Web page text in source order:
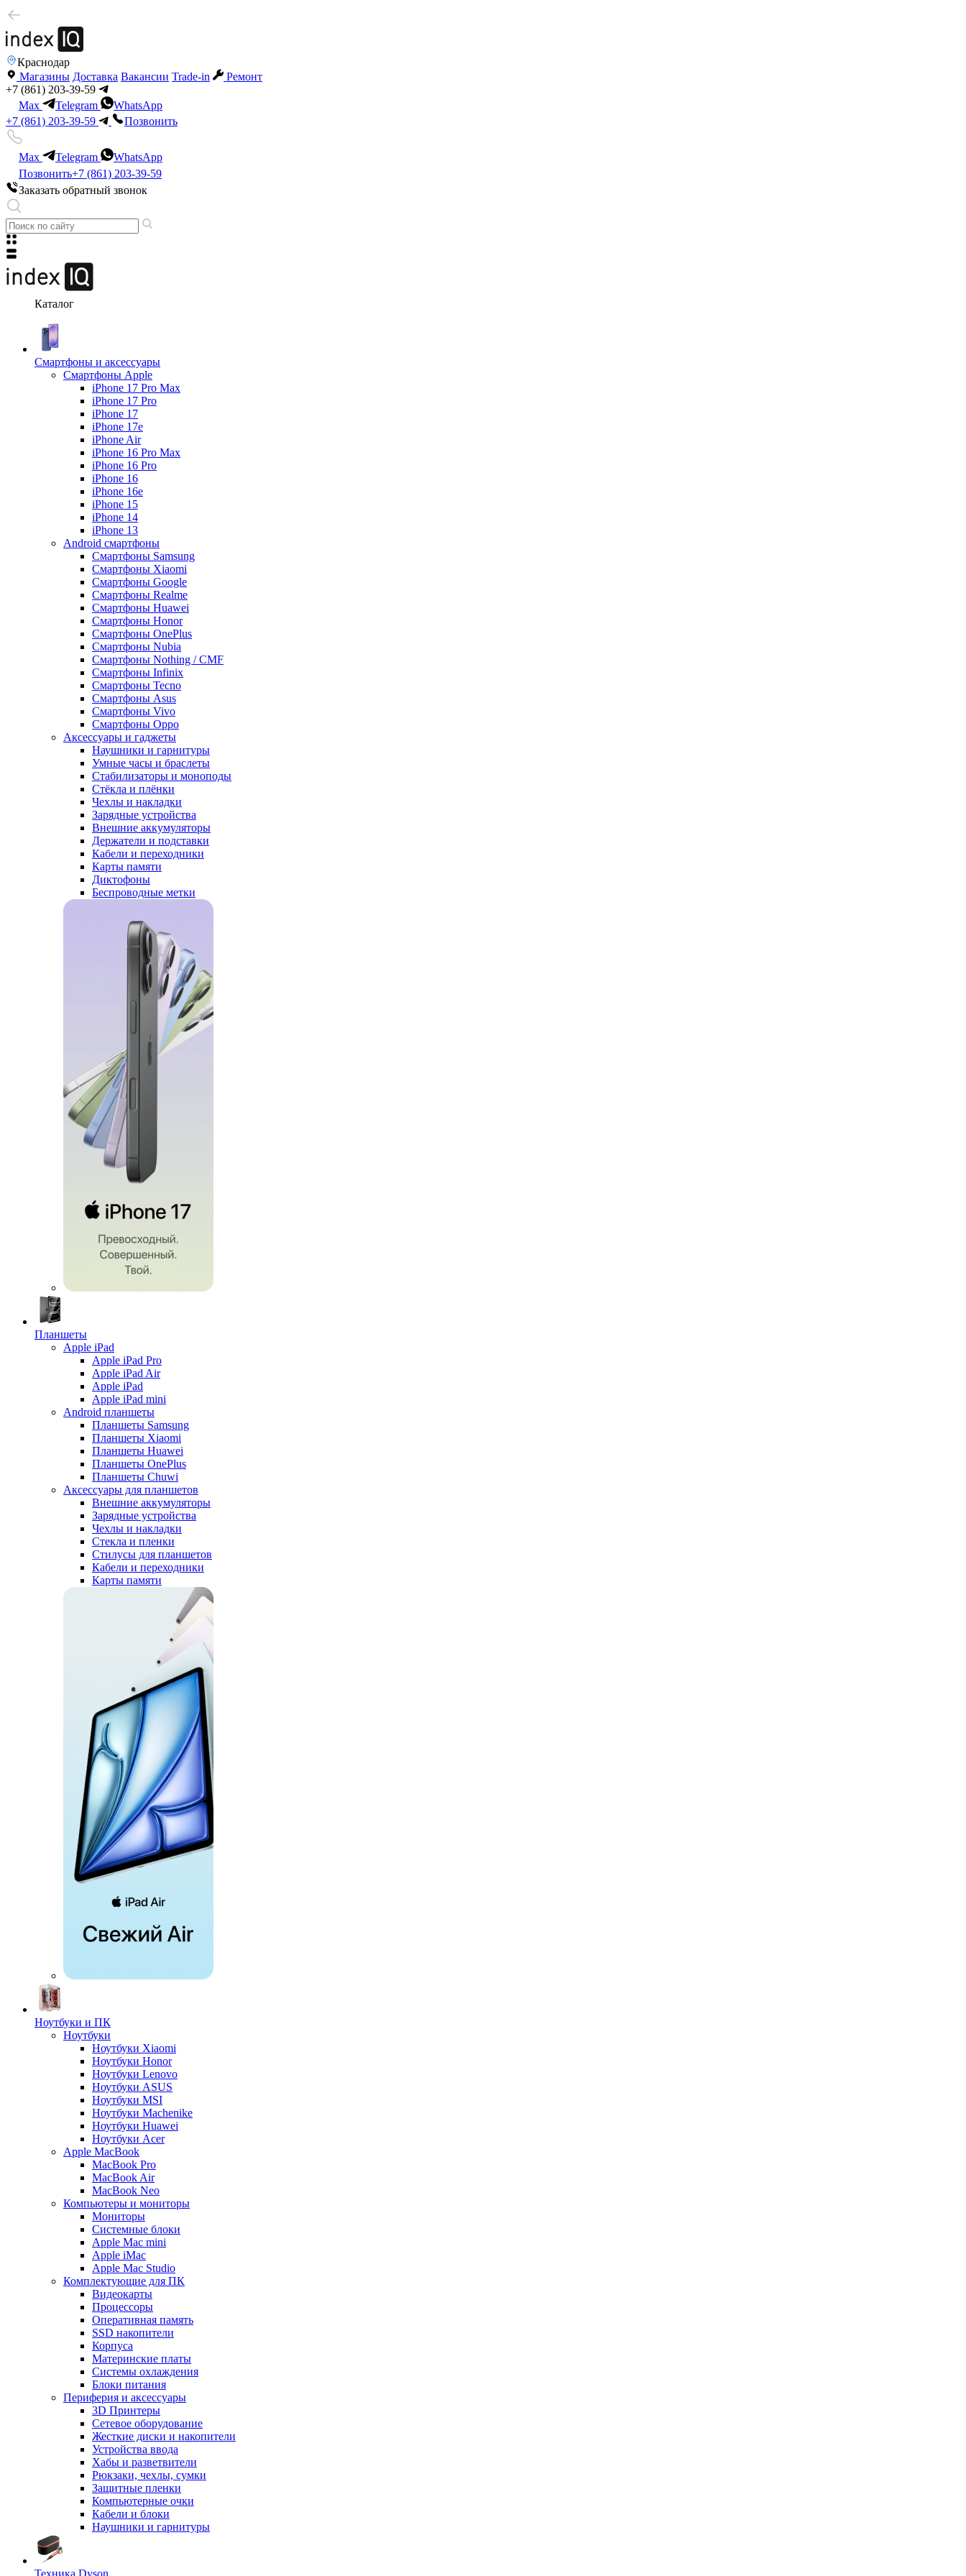
Краснодар
Магазины Доставка Вакансии Trade-in
Ремонт
+7 (861) 203-39-59
Max
Telegram
WhatsApp
+7 (861) 203-39-59
Позвонить
Max Telegram
WhatsApp
Позвонить+7 (861) 203-39-59
Заказать обратный звонок
Каталог
Смартфоны и аксессуары
Смартфоны Apple
iPhone 17 Pro Max
iPhone 17 Pro
iPhone 17
iPhone 17e
iPhone Air
iPhone 16 Pro Max
iPhone 16 Pro
iPhone 16
iPhone 16e
iPhone 15
iPhone 14
iPhone 13
Android cмартфоны
Смартфоны Samsung
Смартфоны Xiaomi
Смартфоны Google
Смартфоны Realme
Смартфоны Huawei
Смартфоны Honor
Смартфоны OnePlus
Смартфоны Nubia
Смартфоны Nothing / CMF
Смартфоны Infinix
Смартфоны Tecno
Смартфоны Asus
Смартфоны Vivo
Смартфоны Oppo
Аксессуары и гаджеты
Наушники и гарнитуры
Умные часы и браслеты
Стабилизаторы и моноподы
Стёкла и плёнки
Чехлы и накладки
Зарядные устройства
Внешние аккумуляторы
Держатели и подставки
Кабели и переходники
Карты памяти
Диктофоны
Беспроводные метки
Планшеты
Apple iPad
Apple iPad Pro
Apple iPad Air
Apple iPad
Apple iPad mini
Android планшеты
Планшеты Samsung
Планшеты Xiaomi
Планшеты Huawei
Планшеты OnePlus
Планшеты Chuwi
Аксессуары для планшетов
Внешние аккумуляторы
Зарядные устройства
Чехлы и накладки
Стекла и пленки
Стилусы для планшетов
Кабели и переходники
Карты памяти
Ноутбуки и ПК
Ноутбуки
Ноутбуки Xiaomi
Ноутбуки Honor
Ноутбуки Lenovo
Ноутбуки ASUS
Ноутбуки MSI
Ноутбуки Machenike
Ноутбуки Huawei
Ноутбуки Acer
Apple MacBook
MacBook Pro
MacBook Air
MacBook Neo
Компьютеры и мониторы
Мониторы
Системные блоки
Apple Mac mini
Apple iMac
Apple Mac Studio
Комплектующие для ПК
Видеокарты
Процессоры
Оперативная память
SSD накопители
Корпуса
Материнские платы
Системы охлаждения
Блоки питания
Периферия и аксессуары
3D Принтеры
Сетевое оборудование
Жесткие диски и накопители
Устройства ввода
Хабы и разветвители
Рюкзаки, чехлы, сумки
Защитные пленки
Компьютерные очки
Кабели и блоки
Наушники и гарнитуры
Техника Dyson